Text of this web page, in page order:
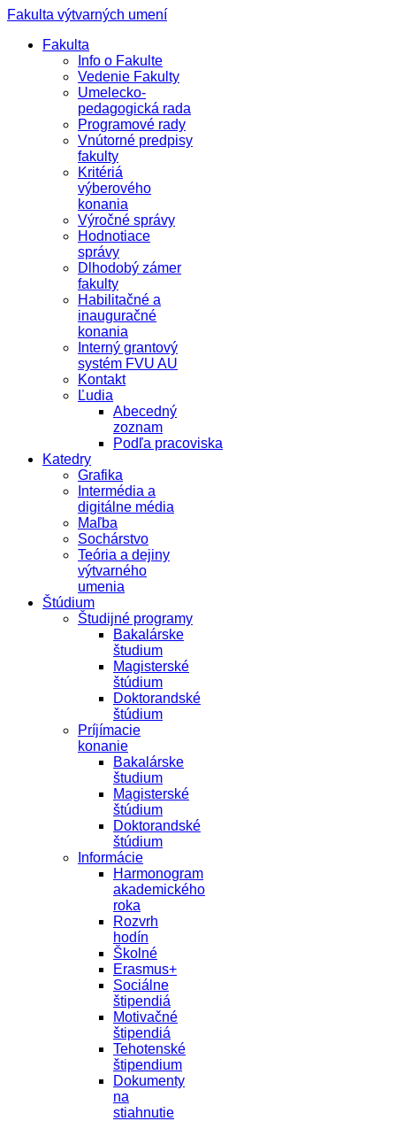
Fakulta výtvarných umení
Fakulta
Info o Fakulte
Vedenie Fakulty
Umelecko-
pedagogická rada
Programové rady
Vnútorné predpisy
fakulty
Kritériá
výberového
konania
Výročné správy
Hodnotiace
správy
Dlhodobý zámer
fakulty
Habilitačné a
inauguračné
konania
Interný grantový
systém FVU AU
Kontakt
Ľudia
Abecedný
zoznam
Podľa pracoviska
Katedry
Grafika
Intermédia a
digitálne média
Maľba
Sochárstvo
Teória a dejiny
výtvarného
umenia
Štúdium
Študijné programy
Bakalárske
študium
Magisterské
štúdium
Doktorandské
štúdium
Príjímacie
konanie
Bakalárske
študium
Magisterské
štúdium
Doktorandské
štúdium
Informácie
Harmonogram
akademického
roka
Rozvrh
hodín
Školné
Erasmus+
Sociálne
štipendiá
Motivačné
štipendiá
Tehotenské
štipendium
Dokumenty
na
stiahnutie